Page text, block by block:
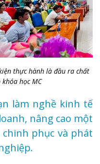
thực hành là đầu ra chất
học MC
làm nghề kinh tế
nâng cao một
phục và phát